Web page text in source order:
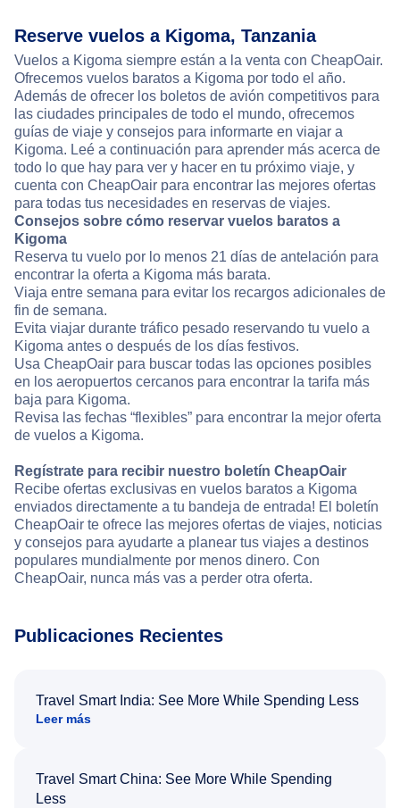
Reserve vuelos a Kigoma, Tanzania
Vuelos a Kigoma siempre están a la venta con CheapOair.
Ofrecemos vuelos baratos a Kigoma por todo el año.
Además de ofrecer los boletos de avión competitivos para
las ciudades principales de todo el mundo, ofrecemos
guías de viaje y consejos para informarte en viajar a
Kigoma. Leé a continuación para aprender más acerca de
todo lo que hay para ver y hacer en tu próximo viaje, y
cuenta con CheapOair para encontrar las mejores ofertas
para todas tus necesidades en reservas de viajes.
Consejos sobre cómo reservar vuelos baratos a
Kigoma
Reserva tu vuelo por lo menos 21 días de antelación para
encontrar la oferta a Kigoma más barata.
Viaja entre semana para evitar los recargos adicionales de
fin de semana.
Evita viajar durante tráfico pesado reservando tu vuelo a
Kigoma antes o después de los días festivos.
Usa CheapOair para buscar todas las opciones posibles
en los aeropuertos cercanos para encontrar la tarifa más
baja para Kigoma.
Revisa las fechas “flexibles” para encontrar la mejor oferta
de vuelos a Kigoma.
Regístrate para recibir nuestro boletín CheapOair
Recibe ofertas exclusivas en vuelos baratos a Kigoma
enviados directamente a tu bandeja de entrada! El boletín
CheapOair te ofrece las mejores ofertas de viajes, noticias
y consejos para ayudarte a planear tus viajes a destinos
populares mundialmente por menos dinero. Con
CheapOair, nunca más vas a perder otra oferta.
Publicaciones Recientes
Travel Smart India: See More While Spending Less
Leer más
Travel Smart China: See More While Spending
Less